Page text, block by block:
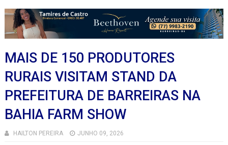
MAIS DE 150 PRODUTORES
RURAIS VISITAM STAND DA
PREFEITURA DE BARREIRAS NA
BAHIA FARM SHOW
HAILTON PEREIRA JUNHO 09, 2026